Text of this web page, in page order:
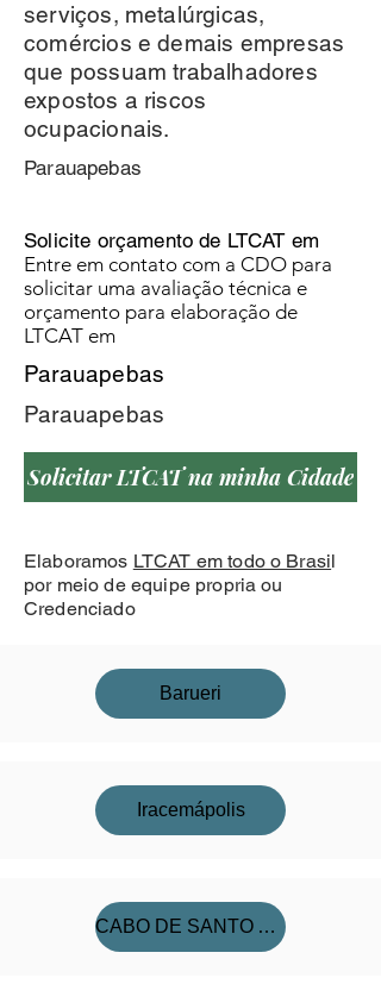
serviços, metalúrgicas,
comércios e demais empresas
que possuam trabalhadores
expostos a riscos
ocupacionais.
Parauapebas
Solicite orçamento de LTCAT em
Entre em contato com a CDO para
solicitar uma avaliação técnica e
orçamento para elaboração de
LTCAT em
Parauapebas
Parauapebas
Solicitar LTCAT na minha Cidade
Elaboramos LTCAT em todo o Brasil
por meio de equipe propria ou
Credenciado
Barueri
Iracemápolis
CABO DE SANTO AGOSTINHO